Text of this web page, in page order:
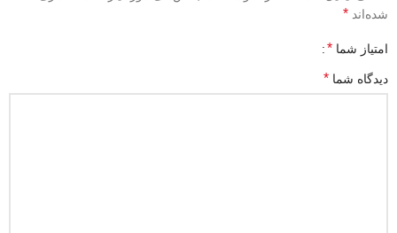
شده‌اند *
امتیاز شما *
دیدگاه شما *